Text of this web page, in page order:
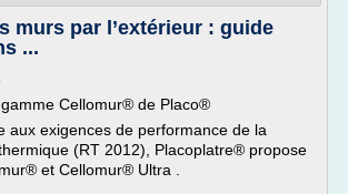
murs par l’extérieur : guide
...
Cellomur® de Placo®
aux exigences de performance de la
(RT 2012), Placoplatre® propose
et Cellomur® Ultra .